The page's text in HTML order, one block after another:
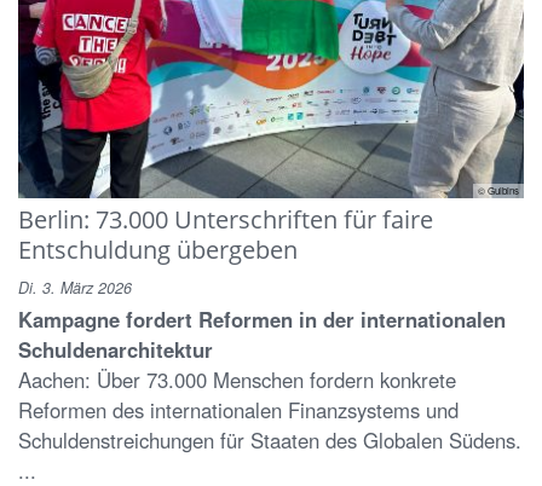
© Gulbins
Berlin: 73.000 Unterschriften für faire
Entschuldung übergeben
Di. 3. März 2026
Kampagne fordert Reformen in der internationalen
Schuldenarchitektur
Aachen: Über 73.000 Menschen fordern konkrete
Reformen des internationalen Finanzsystems und
Schuldenstreichungen für Staaten des Globalen Südens.
...